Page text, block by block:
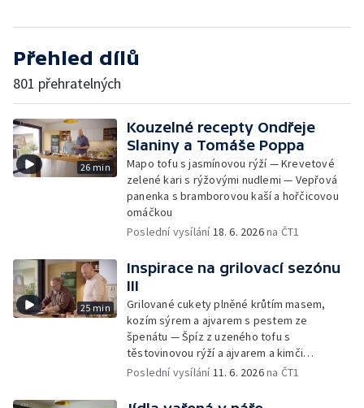
Přehled dílů
801 přehratelných
26 min
Kouzelné recepty Ondřeje
Slaniny a Tomáše Poppa
Mapo tofu s jasmínovou rýží — Krevetové
zelené kari s rýžovými nudlemi — Vepřová
panenka s bramborovou kaší a hořčicovou
omáčkou
Poslední vysílání18. 6. 2026na ČT1
25 min
Inspirace na grilovací sezónu
III
Grilované cukety plněné krůtím masem,
kozím sýrem a ajvarem s pestem ze
špenátu — Špíz z uzeného tofu s
těstovinovou rýží a ajvarem a kimči
majonézou — Jehněčí karbanátky s
Poslední vysílání11. 6. 2026na ČT1